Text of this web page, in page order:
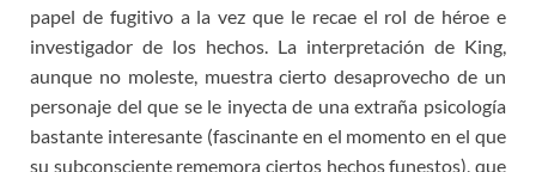
papel de fugitivo a la vez que le recae el rol de héroe e
investigador de los hechos. La interpretación de King,
aunque no moleste, muestra cierto desaprovecho de un
personaje del que se le inyecta de una extraña psicología
bastante interesante (fascinante en el momento en el que
su subconsciente rememora ciertos hechos funestos), que